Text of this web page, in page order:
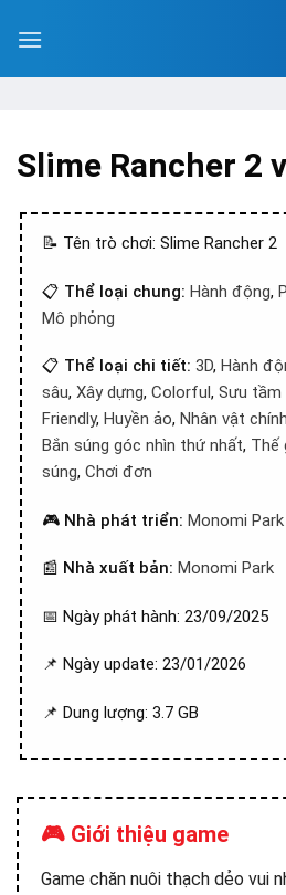
Slime Rancher 2
📝 Tên trò chơi: Slime Rancher 2
📋 Thể loại chung: Hành động,
Mô phỏng
📋 Thể loại chi tiết: 3D, Hành
sâu, Xây dựng, Colorful, Sưu tầm
Friendly, Huyền ảo, Nhân vật
Bắn súng góc nhìn thứ nhất, Thế
súng, Chơi đơn
🎮 Nhà phát triển: Monomi Park
📰 Nhà xuất bản: Monomi Park
📅 Ngày phát hành: 23/09/2025
📌 Ngày update: 23/01/2026
📌 Dung lượng: 3.7 GB
🎮 Giới thiệu game
Game chăn nuôi thạch dẻo vui